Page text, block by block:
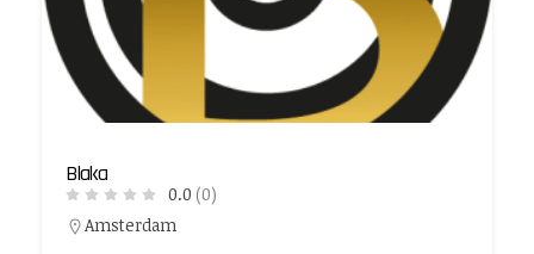
Blaka
0.0 (0)
Amsterdam